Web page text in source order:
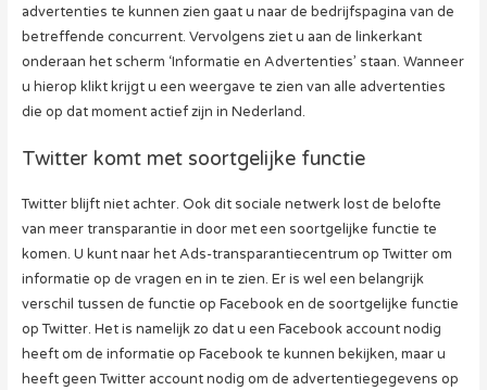
advertenties te kunnen zien gaat u naar de bedrijfspagina van de
betreffende concurrent. Vervolgens ziet u aan de linkerkant
onderaan het scherm ‘Informatie en Advertenties’ staan. Wanneer
u hierop klikt krijgt u een weergave te zien van alle advertenties
die op dat moment actief zijn in Nederland.
Twitter komt met soortgelijke functie
Twitter blijft niet achter. Ook dit sociale netwerk lost de belofte
van meer transparantie in door met een soortgelijke functie te
komen. U kunt naar het Ads-transparantiecentrum op Twitter om
informatie op de vragen en in te zien. Er is wel een belangrijk
verschil tussen de functie op Facebook en de soortgelijke functie
op Twitter. Het is namelijk zo dat u een Facebook account nodig
heeft om de informatie op Facebook te kunnen bekijken, maar u
heeft geen Twitter account nodig om de advertentiegegevens op